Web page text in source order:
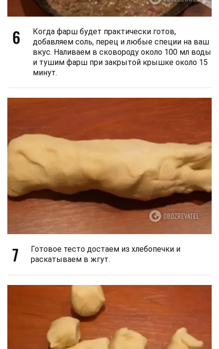
6
Когда фарш будет практически готов,
добавляем соль, перец и любые специи на ваш
вкус. Наливаем в сковороду около 100 мл воды
и тушим фарш при закрытой крышке около 15
минут.
7
Готовое тесто достаем из хлебопечки и
раскатываем в жгут.